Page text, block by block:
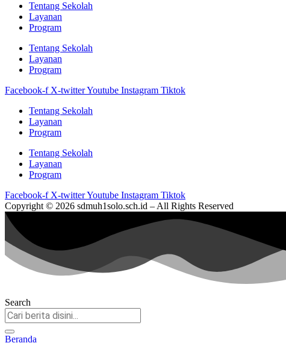
Tentang Sekolah
Layanan
Program
Tentang Sekolah
Layanan
Program
Facebook-f X-twitterYoutube Instagram Tiktok
Tentang Sekolah
Layanan
Program
Tentang Sekolah
Layanan
Program
Facebook-f X-twitterYoutube Instagram Tiktok
Copyright © 2026 sdmuh1solo.sch.id – All Rights Reserved
Search
Beranda